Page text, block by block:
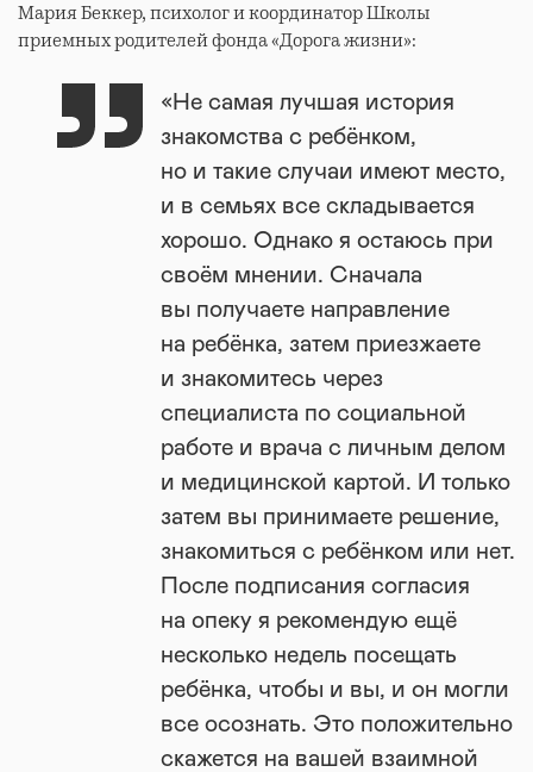
Мария Беккер, психолог и координатор Школы
приемных родителей фонда «Дорога жизни»:
«Не самая лучшая история
знакомства с ребёнком,
но и такие случаи имеют место,
и в семьях все складывается
хорошо. Однако я остаюсь при
своём мнении. Сначала
вы получаете направление
на ребёнка, затем приезжаете
и знакомитесь через
специалиста по социальной
работе и врача с личным делом
и медицинской картой. И только
затем вы принимаете решение,
знакомиться с ребёнком или нет.
После подписания согласия
на опеку я рекомендую ещё
несколько недель посещать
ребёнка, чтобы и вы, и он могли
все осознать. Это положительно
скажется на вашей взаимной